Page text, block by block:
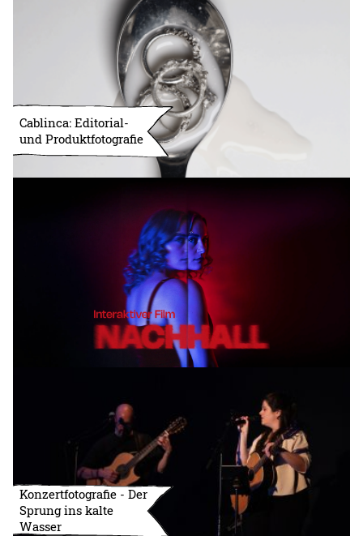
Cablinca: Editorial-
und Produktfotografie
Konzertfotografie - Der
Sprung ins kalte
Wasser